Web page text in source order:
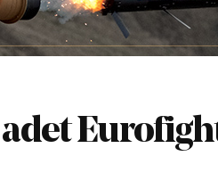
adet